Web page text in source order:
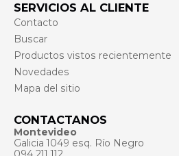
SERVICIOS AL CLIENTE
Contacto
Buscar
Productos vistos recientemente
Novedades
Mapa del sitio
CONTACTANOS
Montevideo
Galicia 1049 esq. Río Negro